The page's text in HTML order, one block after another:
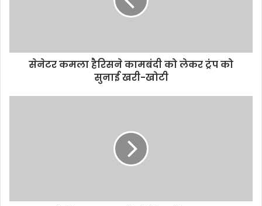
सेनेटर कमला हैरिसने कामबंदी को लेकर ट्रंप को
सुनाई खरी-खोटी